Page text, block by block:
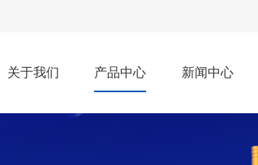
关于我们 产品中心 新闻中心